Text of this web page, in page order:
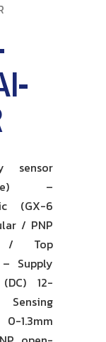
sensor
–
(GX-6
/ PNP
/ Top
– Supply
12-
1.3mm